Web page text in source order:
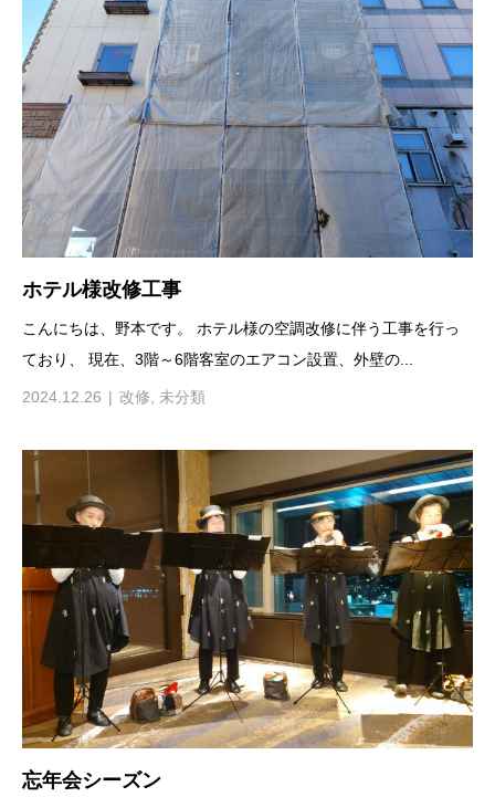
ホテル様改修工事
こんにちは、野本です。 ホテル様の空調改修に伴う工事を行っ
ており、 現在、3階～6階客室のエアコン設置、外壁の...
2024.12.26 改修, 未分類
忘年会シーズン